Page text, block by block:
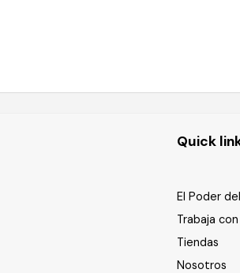
Quick
El Poder
Trabaja
Tiendas
Nosotros